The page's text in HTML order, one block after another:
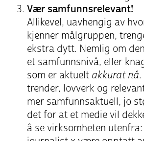
Vær samfunnsrelevant!
Allikevel, uavhengig av
kjenner målgruppen,
ekstra dytt. Nemlig om
et samfunnsnivå, eller
som er aktuelt akkurat nå
trender, lovverk og
mer samfunnsaktuell, jo
det for at et medie vil
å se virksomheten